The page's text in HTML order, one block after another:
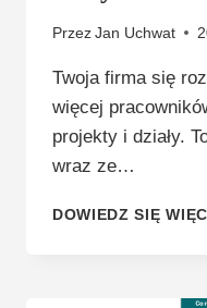
Przez Jan Uchwat
Twoja firma się
więcej
projekty i działy.
wraz ze…
DOWIEDZ SIĘ